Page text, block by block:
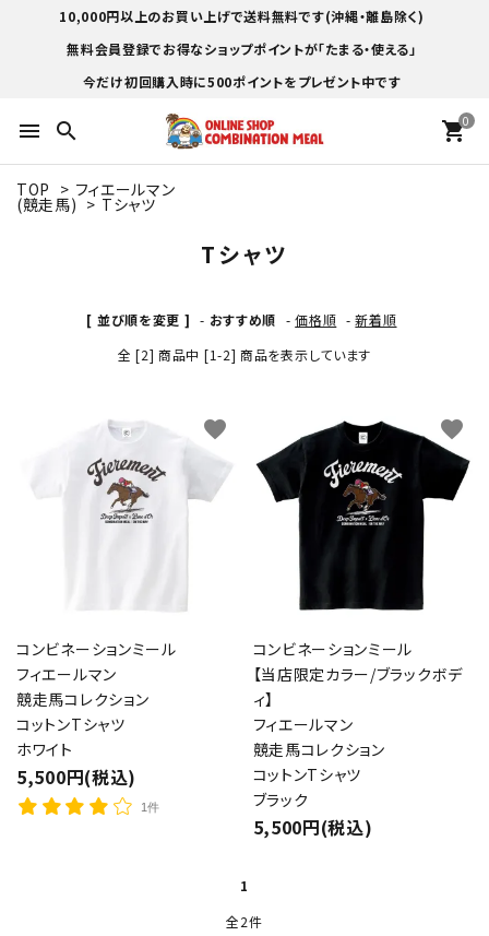
10,000円以上のお買い上げで送料無料です(沖縄・離島除く)
無料会員登録でお得なショップポイントが「たまる・使える」
今だけ初回購入時に500ポイントをプレゼント中です
menu search 0
shopping_cart
TOP > フィエールマン
(競走馬) > Tシャツ
Tシャツ
[ 並び順を変更 ] - おすすめ順 -価格順 -新着順
全 [2] 商品中 [1-2] 商品を表示しています
コンビネーションミール
フィエールマン
競走馬コレクション
コットンTシャツ
ホワイト
5,500円(税込)
1件
favorite
コンビネーションミール
【当店限定カラー/ブラックボデ
ィ】
フィエールマン
競走馬コレクション
コットンTシャツ
ブラック
5,500円(税込)
favorite
1
全2件